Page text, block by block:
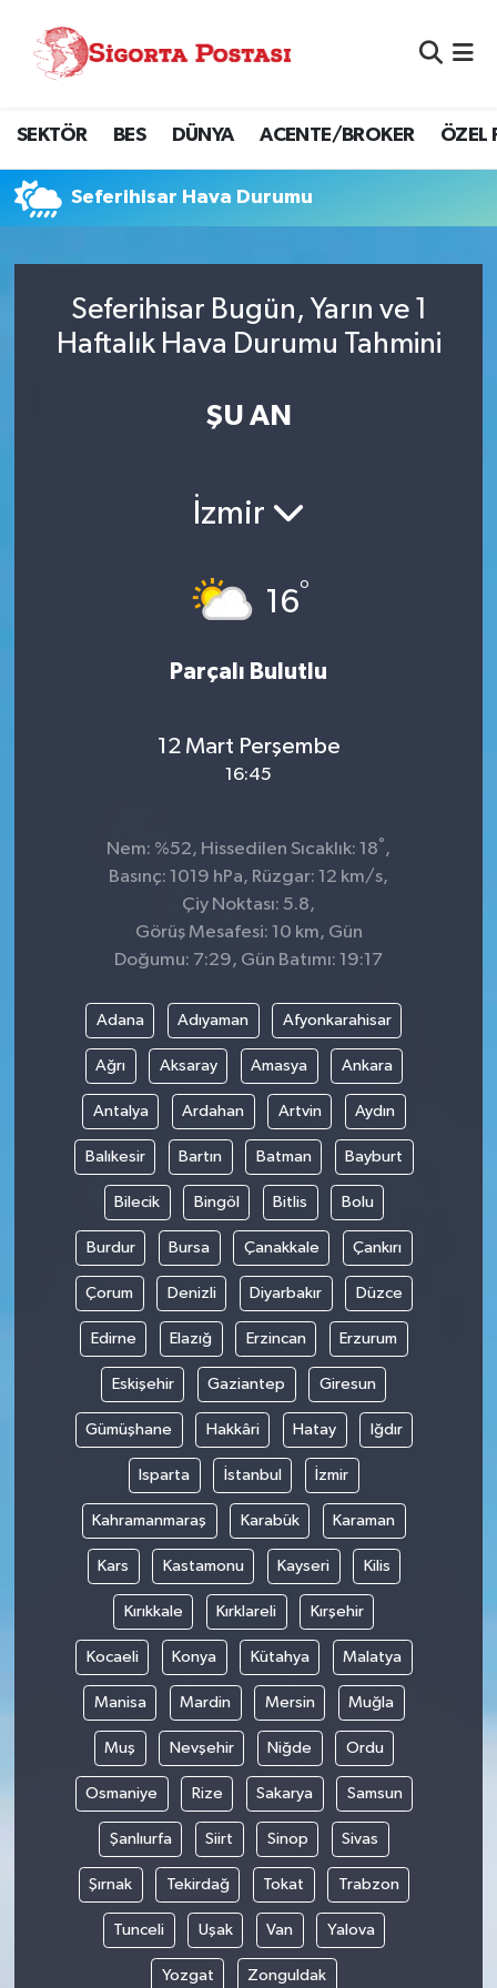
SEKTÖR BES DÜNYA ACENTE/BROKER ÖZEL
Seferihisar Hava Durumu
Seferihisar Bugün, Yarın ve 1
Haftalık Hava Durumu Tahmini
ŞU AN
İzmir
16°
Parçalı Bulutlu
12 Mart Perşembe
16:45
Nem: %52, Hissedilen Sıcaklık: 18° ,
Basınç: 1019 hPa, Rüzgar: 12 km/s,
Çiy Noktası: 5.8,
Görüş Mesafesi: 10 km, Gün
Doğumu: 7:29, Gün Batımı: 19:17
Adana Adıyaman Afyonkarahisar
Ağrı Aksaray Amasya Ankara
Antalya Ardahan Artvin Aydın
Balıkesir Bartın Batman Bayburt
Bilecik Bingöl Bitlis Bolu
Burdur Bursa Çanakkale Çankırı
Çorum Denizli Diyarbakır Düzce
Edirne Elazığ Erzincan Erzurum
Eskişehir Gaziantep Giresun
Gümüşhane Hakkâri Hatay Iğdır
Isparta İstanbul İzmir
Kahramanmaraş Karabük Karaman
Kars Kastamonu Kayseri Kilis
Kırıkkale Kırklareli Kırşehir
Kocaeli Konya Kütahya Malatya
Manisa Mardin Mersin Muğla
Muş Nevşehir Niğde Ordu
Osmaniye Rize Sakarya Samsun
Şanlıurfa Siirt Sinop Sivas
Şırnak Tekirdağ Tokat Trabzon
Tunceli Uşak Van Yalova
Yozgat Zonguldak
Nöbetçi Eczaneler
Hava Durumu
Namaz Vakitleri
Süper Lig Puan Durumu ve Fikstür
Son Dakika Haberleri